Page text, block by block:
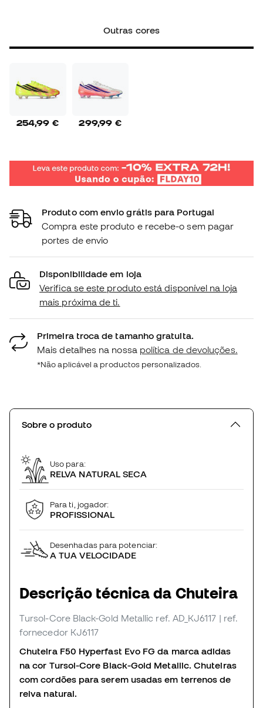
Outras cores
254,99 € 299,99 €
Produto com envio grátis para Portugal
Compra este produto e recebe-o sem pagar
portes de envio
Disponibilidade em loja
Verifica se este produto está disponível na loja
mais próxima de ti.
Primeira troca de tamanho gratuita.
Mais detalhes na nossa política de devoluções.
*Não aplicável a productos personalizados.
Sobre o produto
Uso para:
RELVA NATURAL SECA
Para ti, jogador:
PROFISSIONAL
Desenhadas para potenciar:
A TUA VELOCIDADE
Descrição técnica da Chuteira
Tursol-Core Black-Gold Metallic ref. AD_KJ6117 | ref.
fornecedor KJ6117
Chuteira F50 Hyperfast Evo FG da marca adidas
na cor Tursol-Core Black-Gold Metallic. Chuteiras
com cordões para serem usadas em terrenos de
relva natural.